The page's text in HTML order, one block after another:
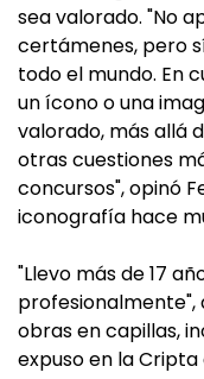
sea valorado. "No
certámenes, pero
todo el mundo. En
un ícono o una
valorado, más allá
otras cuestiones
concursos", opinó
iconografía hace
"Llevo más de 17
profesionalmente",
obras en capillas,
expuso en la